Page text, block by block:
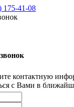
175-41-08
контактную
с Вами в